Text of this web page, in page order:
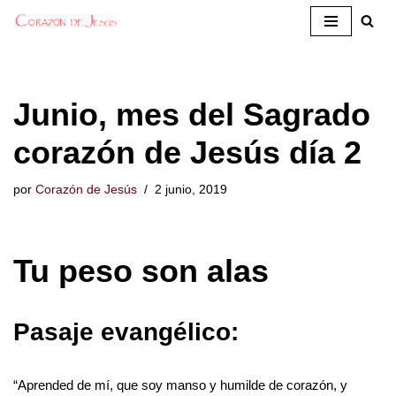
Junio, mes del Sagrado
corazón de Jesús día 2
por Corazón de Jesús 2 junio, 2019
Tu peso son alas
Pasaje evangélico:
“Aprended de mí, que soy manso y humilde de corazón, y